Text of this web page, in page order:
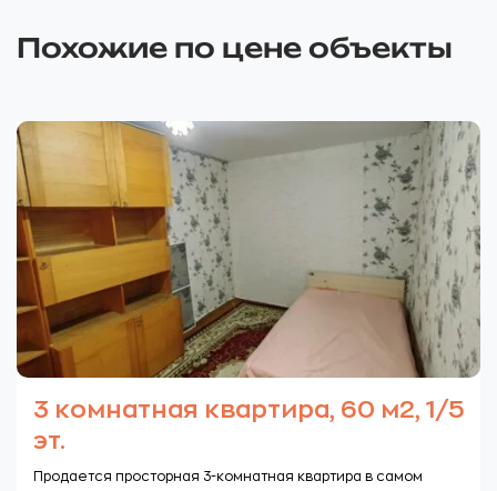
Похожие по цене объекты
3 комнатная квартира, 60 м2, 1/5
эт.
Продается просторная 3-комнатная квартира в самом